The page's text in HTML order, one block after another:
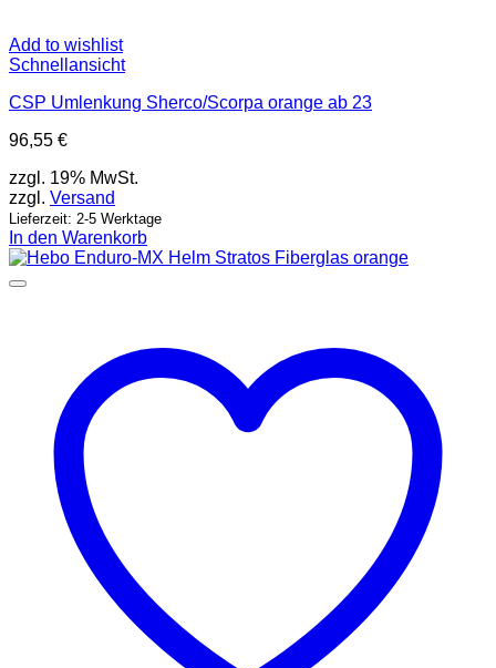
Add to wishlist
Schnellansicht
CSP Umlenkung Sherco/Scorpa orange ab 23
96,55 €
zzgl. 19% MwSt.
zzgl. Versand
Lieferzeit: 2-5 Werktage
In den Warenkorb